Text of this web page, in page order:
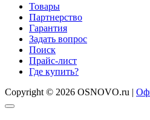
Товары
Партнерство
Гарантия
Задать вопрос
Поиск
Прайс-лист
Где купить?
Copyright © 2026 OSNOVO.ru |